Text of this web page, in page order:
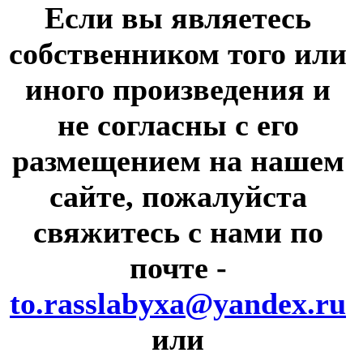
Если вы являетесь
собственником того или
иного произведения и
не согласны с его
размещением на нашем
сайте, пожалуйста
свяжитесь с нами по
почте -
to.rasslabyxa@yandex.ru
или